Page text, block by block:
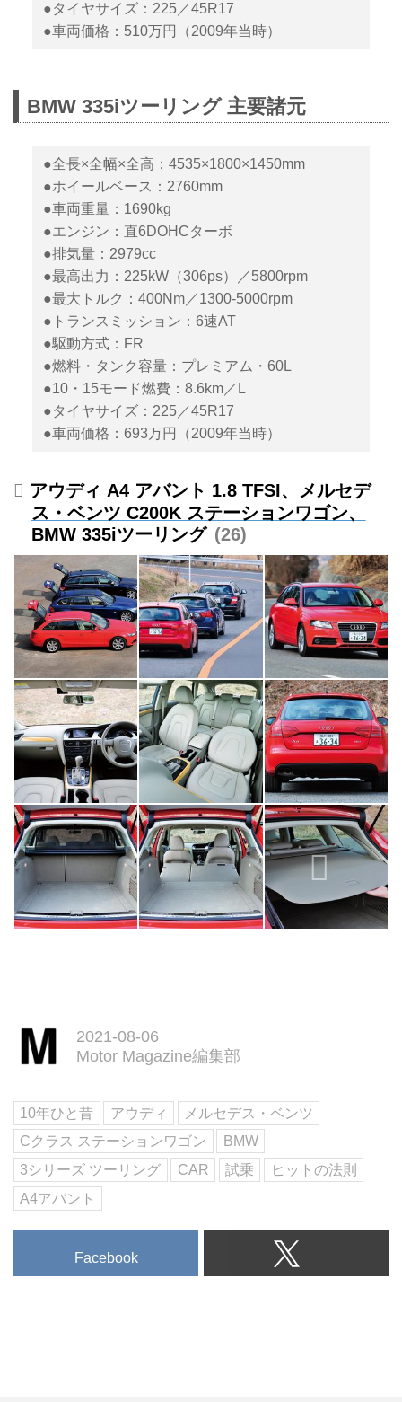
●タイヤサイズ：225／45R17
●車両価格：510万円（2009年当時）
BMW 335iツーリング 主要諸元
●全長×全幅×全高：4535×1800×1450mm
●ホイールベース：2760mm
●車両重量：1690kg
●エンジン：直6DOHCターボ
●排気量：2979cc
●最高出力：225kW（306ps）／5800rpm
●最大トルク：400Nm／1300-5000rpm
●トランスミッション：6速AT
●駆動方式：FR
●燃料・タンク容量：プレミアム・60L
●10・15モード燃費：8.6km／L
●タイヤサイズ：225／45R17
●車両価格：693万円（2009年当時）
アウディ A4 アバント 1.8 TFSI、メルセデ
ス・ベンツ C200K ステーションワゴン、
BMW 335iツーリング
26
2021-08-06
Motor Magazine編集部
10年ひと昔 アウディ
メルセデス・ベンツ
Cクラス ステーションワゴン
BMW
3シリーズ ツーリング
CAR 試乗
ヒットの法則
A4アバント
Facebook